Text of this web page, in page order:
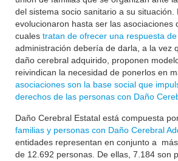
del sistema socio sanitario a su situación.
evolucionaron hasta ser las asociaciones
cuales tratan de ofrecer una respuesta
administración debería de darla, a la vez
daño cerebral adquirido, proponen
reivindican la necesidad de ponerlos en
asociaciones son la base social que
derechos de las personas con Daño
Daño Cerebral Estatal está compuesta
familias y personas con Daño Cerebral
entidades representan en conjunto a más
de 12.692 personas. De ellas, 7.184 son